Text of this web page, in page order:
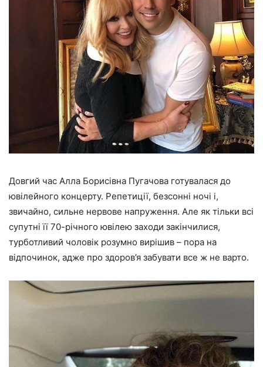
Довгий час Алла Борисівна Пугачова готувалася до
ювілейного концерту. Репетиції, безсонні ночі і,
звичайно, сильне нервове напруження. Але як тільки всі
супутні її 70-річного ювілею заходи закінчилися,
турботливий чоловік розумно вирішив – пора на
відпочинок, адже про здоров’я забувати все ж не варто.